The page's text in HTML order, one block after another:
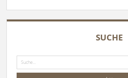
SUCHE
Suche